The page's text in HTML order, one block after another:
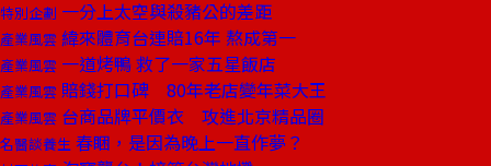
特別企劃 一分上太空與殺豬公的差距
產業風雲 緯來體育台連賠16年 熬成第一
產業風雲 一道烤鴨 救了一家五星飯店
產業風雲 賠錢打口碑 80年老店變年菜大王
產業風雲 台商品牌平價衣 攻進北京精品圈
名醫談養生 春睏，是因為晚上一直作夢？